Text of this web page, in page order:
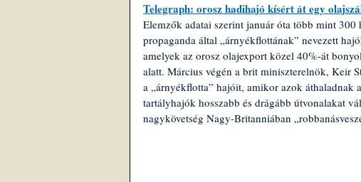
Telegraph: orosz hadihajó kísért át egy
Elemzők adatai szerint január óta több mint
propaganda által „árnyékflottának” nevezett
amelyek az orosz olajexport közel 40%-át
alatt. Március végén a brit miniszterelnök, Keir
a „árnyékflotta” hajóit, amikor azok áthaladnak
tartályhajók hosszabb és drágább útvonalakat
nagykövetség Nagy-Britanniában